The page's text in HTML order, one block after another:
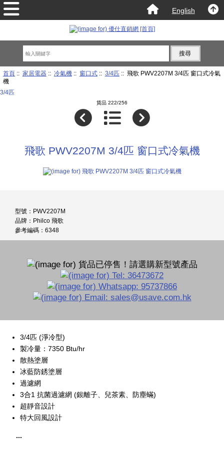
English
首頁:: 家居電器:: 冷氣機:: 窗口式:: 3/4匹:: 飛歌 PWV2207M 3/4匹 窗口式冷氣
機
3/4匹
貨品 222/256
飛歌 PWV2207M 3/4匹 窗口式冷氣機
型號：PWV2207M
品牌：Philco 飛歌
參考編碼：6348
3/4匹 (淨冷型)
製冷量：7350 Btu/hr
散熱塗層
冰藍防銹塗層
過濾網
3合1 抗菌過濾網 (銀離子、兒茶素、防塵蟎)
超靜音設計
特大回風設計
...